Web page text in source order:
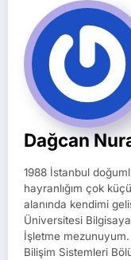
Dağcan
1988 İstanbul
hayranlığım çok
alanında kendimi
Üniversitesi
İşletme
Bilişim Sistemleri